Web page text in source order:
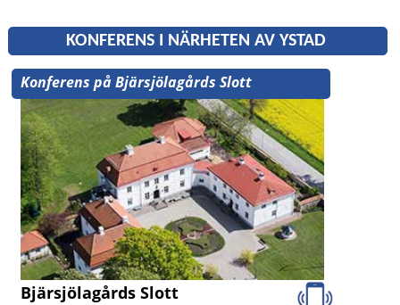
KONFERENS I NÄRHETEN AV YSTAD
Konferens på Bjärsjölagårds Slott
Bjärsjölagårds Slott